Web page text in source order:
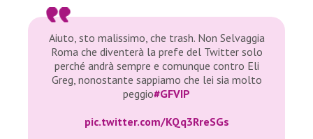
Aiuto, sto malissimo, che trash. Non Selvaggia
Roma che diventerà la prefe del Twitter solo
perché andrà sempre e comunque contro Eli
Greg, nonostante sappiamo che lei sia molto
peggio#GFVIP
pic.twitter.com/KQq3RreSGs